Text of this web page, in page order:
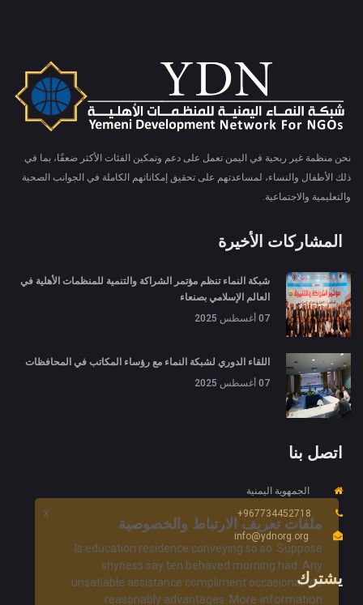
نحن منظمة غير ربحية في اليمن تعمل على دعم وتمكين الفئات الأكثر ضعفًا، بما في
ذلك الأطفال والنساء، لمساعدتهم على تحقيق إمكاناتهم الكاملة في الجوانب الصحية
والتعليمية والاجتماعية.
المشاركات الأخيرة
شبكة النماء تنظم مؤتمر الشراكة والتنمية للمنظمات الأهلية في
العالم الإسلامي بصنعاء
07 أغسطس 2025
اللقاء الدوري لشبكة النماء مع رؤساء المكاتب في المحافظات
07 أغسطس 2025
اتصل بنا
الجمهوية اليمنية
967734452718+
info@ydnorg.org
يشترك
X ملفات تعريف الارتباط والخصوصية
Is education residence conveying so so. Suppose
shyness say ten behaved morning had. Any
unsatiable assistance compliment occasional too
reasonably advantages. More information